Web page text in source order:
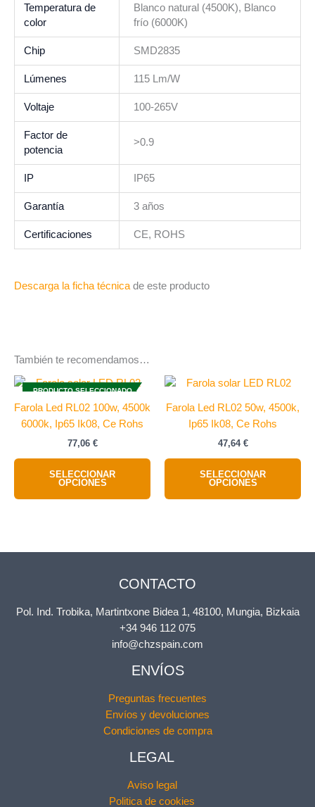
Temperatura de
color
Blanco natural (4500K), Blanco
frío (6000K)
Chip SMD2835
Lúmenes 115 Lm/W
Voltaje 100-265V
Factor de
potencia
>0.9
IP IP65
Garantía 3 años
Certificaciones CE, ROHS
Descarga la ficha técnica de este producto
También te recomendamos…
PRODUCTO SELECCIONADO
Farola Led RL02 100w, 4500k
6000k, Ip65 Ik08, Ce Rohs
77,06 €
SELECCIONAR
OPCIONES
Este
tiene
múltiples
Las
se
página
producto
Farola Led RL02 50w, 4500k,
Ip65 Ik08, Ce Rohs
47,64 €
SELECCIONAR
OPCIONES
se
CONTACTO
Pol. Ind. Trobika, Martintxone Bidea 1, 48100, Mungia, Bizkaia
+34 946 112 075
info@chzspain.com
ENVÍOS
Preguntas frecuentes
Envíos y devoluciones
Condiciones de compra
LEGAL
Aviso legal
Politica de cookies